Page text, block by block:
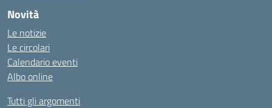
Novità
Le notizie
Le circolari
Calendario eventi
Albo online
Tutti gli argomenti